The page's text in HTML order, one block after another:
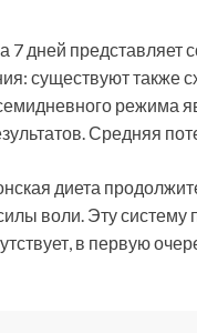
7 дней представляет
существуют также
режима
Средняя
диета
воли. Эту систему
в первую